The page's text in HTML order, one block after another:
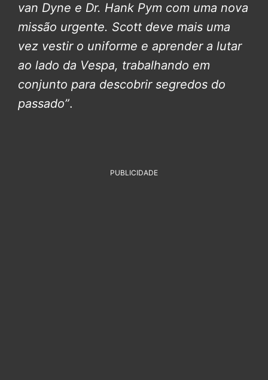
van Dyne e Dr. Hank Pym com uma nova
missão urgente. Scott deve mais uma
vez vestir o uniforme e aprender a lutar
ao lado da Vespa, trabalhando em
conjunto para descobrir segredos do
passado”.
PUBLICIDADE